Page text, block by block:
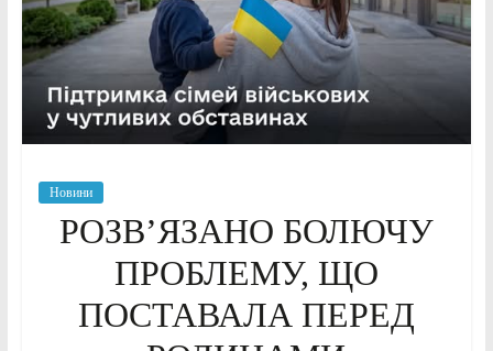
Новини
РОЗВ’ЯЗАНО БОЛЮЧУ
ПРОБЛЕМУ, ЩО
ПОСТАВАЛА ПЕРЕД